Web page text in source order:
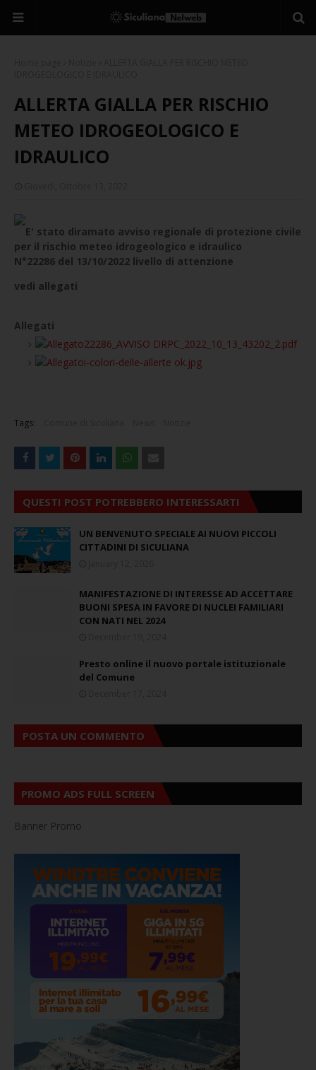
ALLERTA GIALLA PER RISCHIO
METEO IDROGEOLOGICO E
IDRAULICO
E' stato diramato avviso regionale di protezione civile
per il rischio meteo idrogeologico e idraulico
N°22286 del 13/10/2022 livello di attenzione
vedi allegati
Allegati
22286_AVVISO DRPC_2022_10_13_43202_2.pdf
i-colori-delle-allerte ok.jpg
Tags:
QUESTI POST POTREBBERO INTERESSARTI
UN BENVENUTO SPECIALE AI NUOVI PICCOLI
CITTADINI DI SICULIANA
MANIFESTAZIONE DI INTERESSE AD ACCETTARE
BUONI SPESA IN FAVORE DI NUCLEI FAMILIARI
CON NATI NEL 2024
Presto online il nuovo portale istituzionale
del Comune
POSTA UN COMMENTO
PROMO ADS FULL SCREEN
Banner Promo